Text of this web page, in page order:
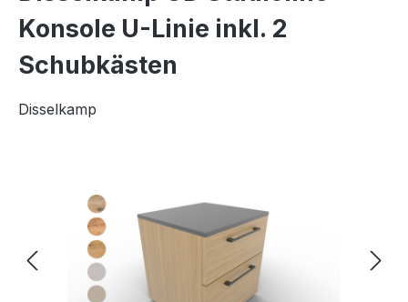
Konsole U-Linie inkl. 2
Schubkästen
Disselkamp